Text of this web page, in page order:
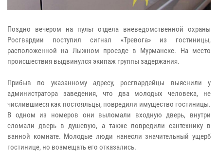
Поздно вечером на пульт отдела вневедомственной охраны
Росгвардии поступил сигнал «Тревога» из гостиницы,
расположенной на Лыжном проезде в Мурманске. На место
происшествия выдвинулся экипаж группы задержания.
Прибыв по указанному адресу, росгвардейцы выяснили у
администратора заведения, что два молодых человека, не
числившиеся как постояльцы, повредили имущество гостиницы.
В одном из номеров они выломали входную дверь, внутри
сломали дверь в душевую, а также повредили сантехнику в
ванной комнате. Молодые люди нанесли значительный ущерб
гостинице, но возмещать его отказались.